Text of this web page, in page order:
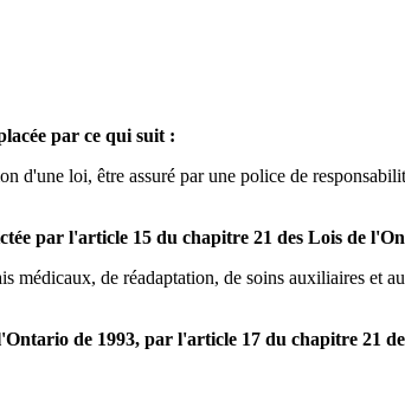
par ce qui suit :
loi, être assuré par une police de
par l'article 15 du chapitre 21 des Lois de
médicaux, de réadaptation, de soins auxiliaires et
de 1993, par l'article 17 du chapitre 21